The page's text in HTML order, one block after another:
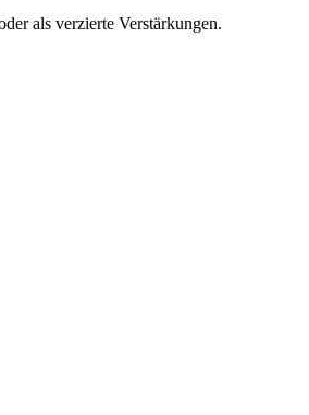
als verzierte Verstärkungen.